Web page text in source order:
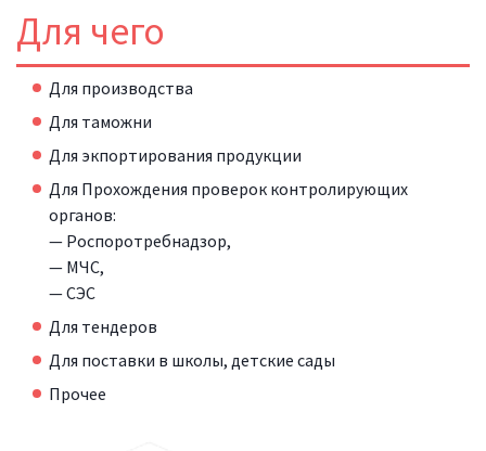
Для чего
Для производства
Для таможни
Для экпортирования продукции
Для Прохождения проверок контролирующих
органов:
— Роспоротребнадзор,
— МЧС,
— СЭС
Для тендеров
Для поставки в школы, детские сады
Прочее